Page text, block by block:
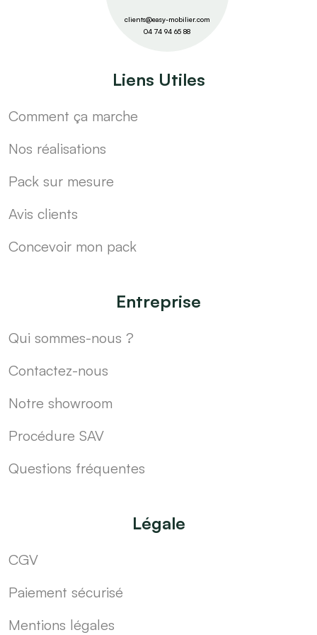
clients@easy-mobilier.com
04 74 94 65 88
Liens Utiles
Comment ça marche
Nos réalisations
Pack sur mesure
Avis clients
Concevoir mon pack
Entreprise
Qui sommes-nous ?
Contactez-nous
Notre showroom
Procédure SAV
Questions fréquentes
Légale
CGV
Paiement sécurisé
Mentions légales